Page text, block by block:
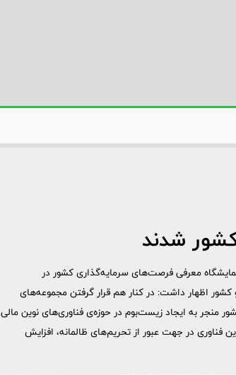
شدند
معرفی فرصت‌های سرمایه‌گذاری کشور در
و کشور اظهار داشت: در کنار هم قرار گرفتن مجموعه‌های
منجر به ایجاد زیست‌بوم در حوزه‌ی فناوری‌های نوین مالی
فناوری در جهت عبور از تحریم‌های ظالمانه، افزایش